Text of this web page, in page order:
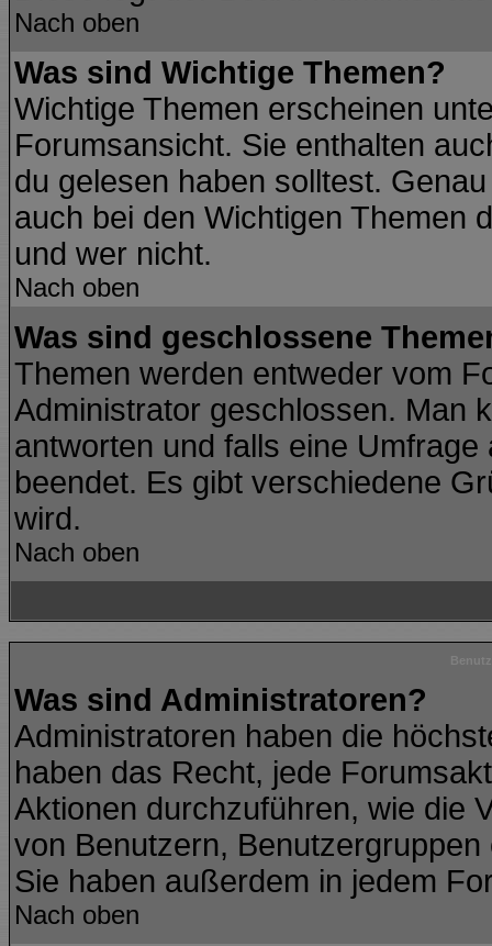
Nach oben
Was sind Wichtige Themen?
Wichtige Themen erscheinen
Forumsansicht. Sie enthalten
du gelesen haben solltest.
auch bei den Wichtigen Themen
und wer nicht.
Nach oben
Was sind geschlossene
Themen werden entweder vom
Administrator geschlossen. Man
antworten und falls eine
beendet. Es gibt verschiedene
wird.
Nach oben
Was sind Administratoren?
Administratoren haben die
haben das Recht, jede
Aktionen durchzuführen, wie die
von Benutzern,
Sie haben außerdem in jedem
Nach oben